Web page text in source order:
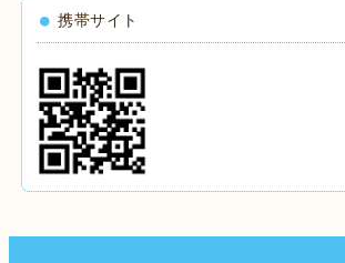
携帯サイト